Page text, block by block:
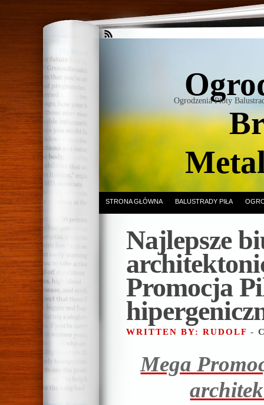
Ogrodzenia Płoty
STRONA GŁÓWNA BALUSTRADY PIŁA
Najlepsze
Promocja
WRITTEN BY: RUDOLF -
Mega